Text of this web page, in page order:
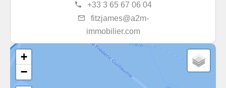
+33 3 65 67 06 04
fitzjames@a2m-
immobilier.com
+
−